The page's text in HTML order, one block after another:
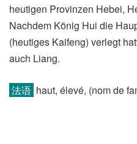
heutigen Provinzen Hebei,
Nachdem König Hui die
(heutiges Kaifeng)​ verlegt
auch Liang.
法语 haut, élevé, (nom de